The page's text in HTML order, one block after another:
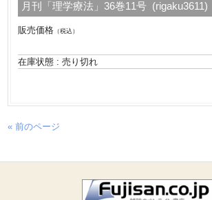
月刊「理学療法」36巻11号 (rigaku3611)
販売価格 （税込）
在庫状態 : 売り切れ
« 前のページ